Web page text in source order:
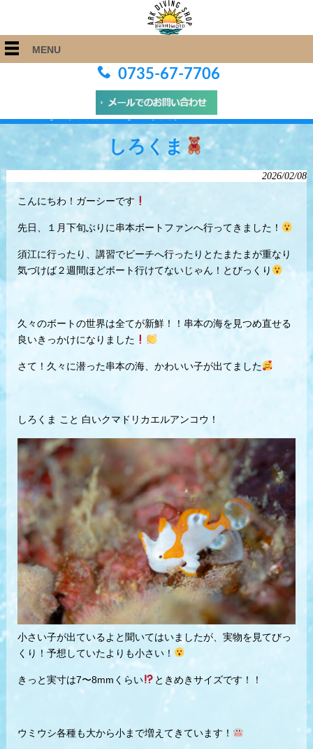
MENU
0735-67-7706
ARK Diving Shop 串本店 > Blog > しろくま
しろくま
2026/02/08
こんにちわ！ガーシーです
先日、１月下旬ぶりに串本ボートファンへ行ってきました！
須江に行ったり、講習でビーチへ行ったりとたまたまが重なり
気づけば２週間ほどボート行けてないじゃん！とびっくり
久々のボートの世界は全てが新鮮！！串本の海を見つめ直せる
良いきっかけになりました
さて！久々に潜った串本の海、かわいい子が出てました
しろくま こと 白いクマドリカエルアンコウ！
小さい子が出ているよと聞いてはいましたが、実物を見てびっ
くり！予想していたよりも小さい！
きっと実寸は7〜8mmくらい ときめきサイズです！！
ウミウシ各種も大から小まで増えてきています！